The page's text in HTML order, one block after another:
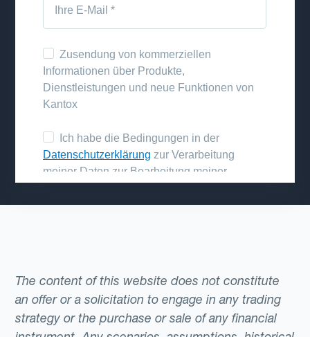
The content of this website does not constitute
an offer or a solicitation to engage in any trading
strategy or the purchase or sale of any financial